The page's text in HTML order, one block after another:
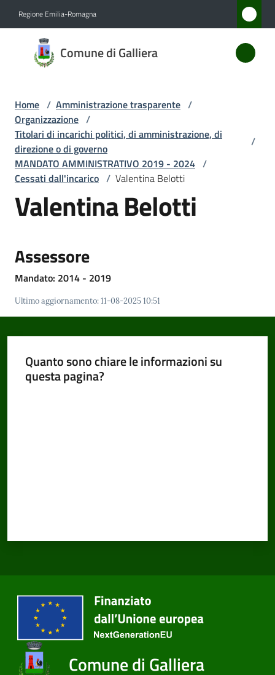
Regione Emilia-Romagna
Comune di Galliera
Comune
di
Amministrazione
Menu selezionato
Novità
Servizi
Galliera
Trasparente
Menu selezionato
Tutti
Home / Amministrazione trasparente /
Organizzazione /
Titolari di incarichi politici, di amministrazione, di
direzione o di governo
/
MANDATO AMMINISTRATIVO 2019 - 2024 /
Cessati dall'incarico / Valentina Belotti
Valentina Belotti
Assessore
Mandato: 2014 - 2019
Ultimo aggiornamento:11-08-2025 10:51
Quanto sono chiare le informazioni su
questa pagina?
Comune di Galliera